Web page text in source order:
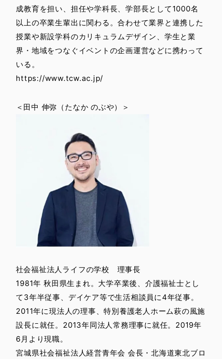
成教育を担い、担任や学科長、学部長として1000名
以上の卒業生輩出に関わる。合わせて業界と連携した
授業や新設学科のカリキュラムデザイン、学生と業
界・地域をつなぐイベントの企画運営などに携わって
いる。
https://www.tcw.ac.jp/
＜田中 伸弥（たなか のぶや）＞
社会福祉法人ライフの学校 理事長
1981年 秋田県生まれ。大学卒業後、介護福祉士とし
て3年半従事、デイケア等で生活相談員に4年従事。
2011年に現法人の理事、特別養護老人ホーム萩の風施
設長に就任。2013年同法人常務理事に就任。2019年
6月より現職。
宮城県社会福祉法人経営青年会 会長・北海道東北ブロ